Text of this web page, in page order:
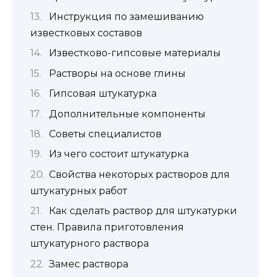
Инструкция по замешиванию
известковых составов
Известково-гипсовые материалы
Растворы на основе глины
Гипсовая штукатурка
Дополнительные компоненты
Советы специалистов
Из чего состоит штукатурка
Свойства некоторых растворов для
штукатурных работ
Как сделать раствор для штукатурки
стен. Правила приготовления
штукатурного раствора
Замес раствора